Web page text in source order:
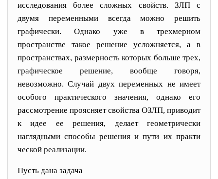
исследования более сложных свойств. ЗЛП с
двумя переменными всегда можно решить
графически. Однако уже в трехмерном
пространстве такое решение усложняется, а в
пространствах, размерность которых больше трех,
графическое решение, вообще говоря,
невозможно. Случай двух переменных не имеет
особого практического значения, однако его
рассмотрение проясняет свойства ОЗЛП, приводит
к идее ее решения, делает геометрически
наглядными способы решения и пути их практи
ческой реализации.
Пусть дана задача